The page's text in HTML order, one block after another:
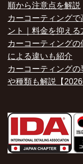
順から注意点を解説
カーコーティング
ント｜料金を抑える
カーコーティング
による違いも紹介
カーコーティング
や種類も解説【2026